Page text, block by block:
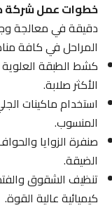
خطوات عمل شركة
دقيقة في معالجة
المراحل في كافة
كشط الطبقة العلوية
الأكثر صلابة.
استخدام ماكينات الجلي
المنسوب.
صنفرة الزوايا
الضيقة.
تنظيف الشقوق
كيميائية عالية القوة.